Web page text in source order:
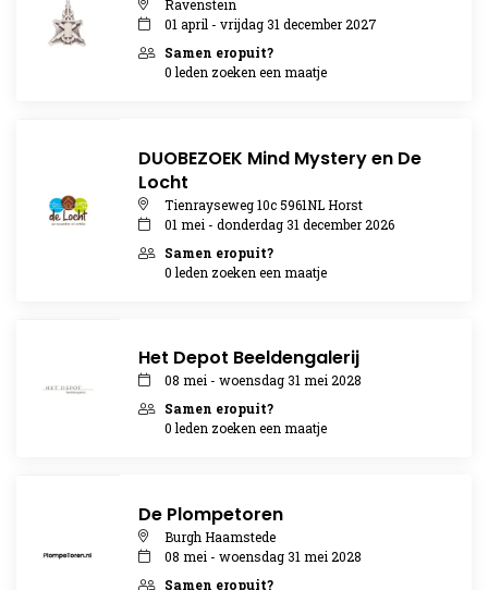
Ravenstein
01 april - vrijdag 31 december 2027
Samen eropuit?
0 leden zoeken een maatje
DUOBEZOEK Mind Mystery en De
Locht
Tienrayseweg 10c 5961NL Horst
01 mei - donderdag 31 december 2026
Samen eropuit?
0 leden zoeken een maatje
Het Depot Beeldengalerij
08 mei - woensdag 31 mei 2028
Samen eropuit?
0 leden zoeken een maatje
De Plompetoren
Burgh Haamstede
08 mei - woensdag 31 mei 2028
Samen eropuit?